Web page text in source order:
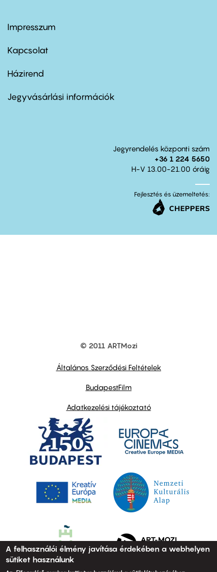
Footer
first
Impresszum
Kapcsolat
Footer
second
Házirend
Jegyvásárlási információk
Jegyrendelés központi szám
+36 1 224 5650
H-V 13.00-21.00 óráig
Fejlesztés és üzemeltetés:
© 2011 ARTMozi
Általános Szerződési Feltételek
BudapestFilm
Adatkezelési tájékoztató
A felhasználói élmény javítása érdekében a webhelyen
sütiket használunk